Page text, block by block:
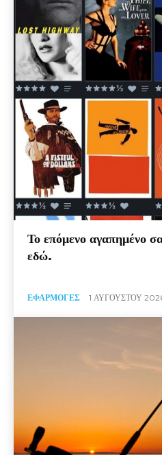
Το επόμενο αγαπημένο
εδώ.
ΕΦΑΡΜΟΓΈΣ 1 ΑΥΓΟΎΣΤΟΥ